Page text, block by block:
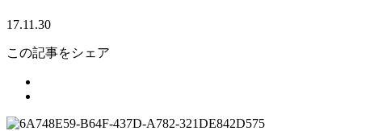
17.11.30
この記事をシェア